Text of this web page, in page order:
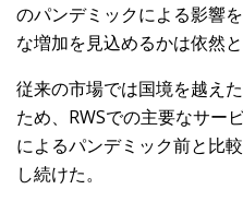
のパンデミックによる影響
な増加を見込めるかは依然
従来の市場では国境を越え
ため、RWSでの主要なサー
によるパンデミック前と比
し続けた。